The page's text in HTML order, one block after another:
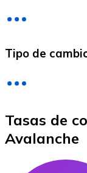
Tipo de
Tasas de
Avalanche